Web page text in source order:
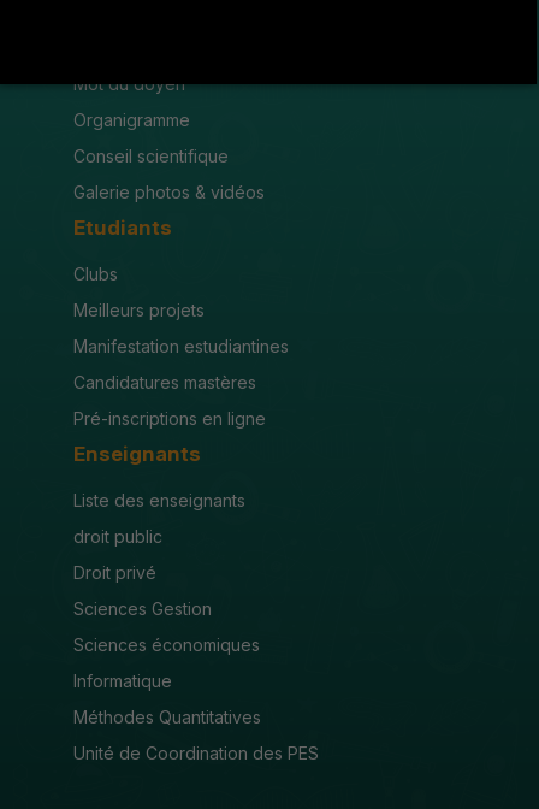
Mot du doyen
Organigramme
Conseil scientifique
Galerie photos & vidéos
Etudiants
Clubs
Meilleurs projets
Manifestation estudiantines
Candidatures mastères
Pré-inscriptions en ligne
Enseignants
Liste des enseignants
droit public
Droit privé
Sciences Gestion
Sciences économiques
Informatique
Méthodes Quantitatives
Unité de Coordination des PES